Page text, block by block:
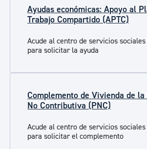
Ayudas económicas: Apoyo al
Trabajo Compartido (APTC)
Acude al centro de servicios
para solicitar la ayuda
Complemento de Vivienda de
No Contributiva (PNC)
Acude al centro de servicios
para solicitar el complemento